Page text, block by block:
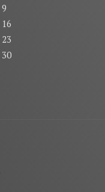
9
16
23
30